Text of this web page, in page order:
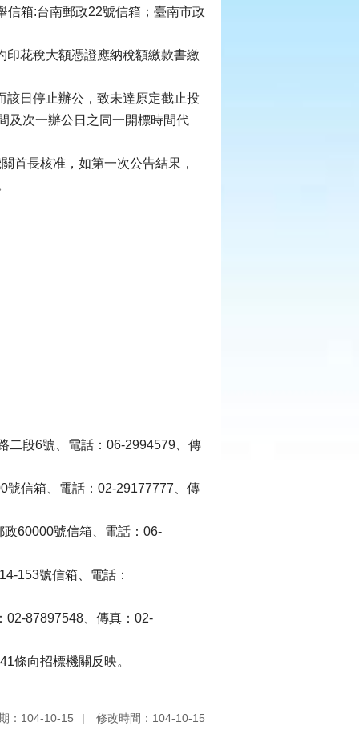
信箱:台南郵政22號信箱；臺南市政
印花稅大額憑證應納稅額繳款書繳
該日停止辦公，致未達原定截止投
及次一辦公日之同一開標時間代
首長核准，如第一次公告結果，
二段6號、電話：06-2994579、傳
號信箱、電話：02-29177777、傳
60000號信箱、電話：06-
153號信箱、電話：
02-87897548、傳真：02-
條向招標機關反映。
：104-10-15 修改時間：104-10-15